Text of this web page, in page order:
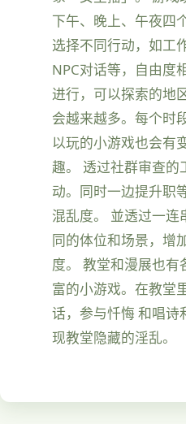
下午、晚上、午夜四
选择不同行动，如工
NPC对话等，自由度
进行，可以探索的地
会越来越多。每个时
以玩的小游戏也会有
趣。 透过社群审查的
动。同时一边提升职
混乱度。 並透过一连
同的体位和场景，增
度。 教堂和漫展也有
富的小游戏。在教堂
话，参与忏悔 和唱诗
现教堂隐藏的淫乱。